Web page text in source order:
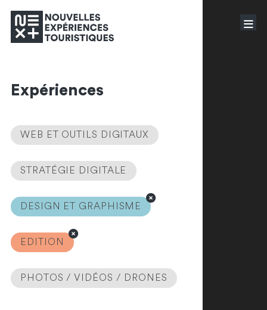
Expériences
WEB ET OUTILS DIGITAUX
STRATÉGIE DIGITALE
DESIGN ET GRAPHISME
EDITION
PHOTOS / VIDÉOS / DRONES